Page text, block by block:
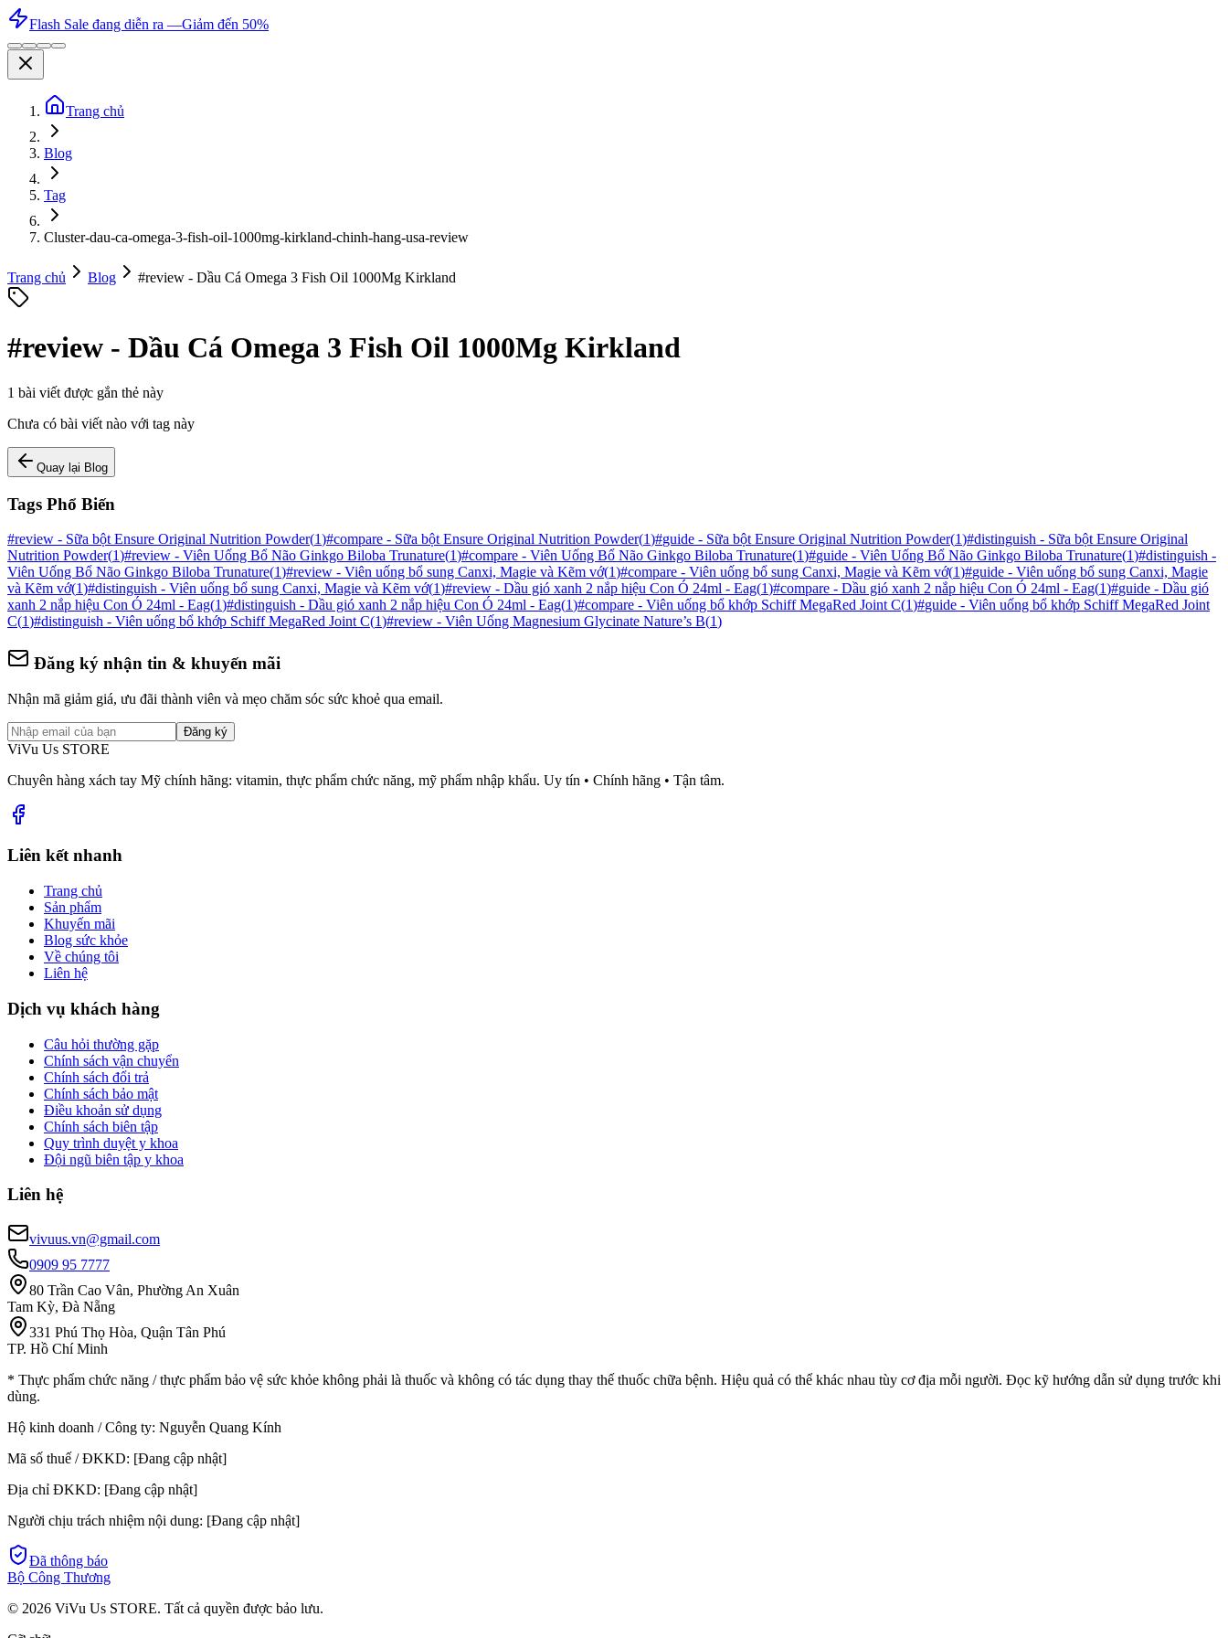
Flash Sale đang diễn ra —Giảm đến 50%
Trang chủ
Blog
Tag
Cluster-dau-ca-omega-3-fish-oil-1000mg-kirkland-chinh-hang-usa-review
Trang chủ Blog #review - Dầu Cá Omega 3 Fish Oil 1000Mg Kirkland
#review - Dầu Cá Omega 3 Fish Oil 1000Mg Kirkland
1 bài viết được gắn thẻ này
Chưa có bài viết nào với tag này
Quay lại Blog
Tags Phổ Biến
#review - Sữa bột Ensure Original Nutrition Powder(1)#compare - Sữa bột Ensure Original Nutrition Powder(1)#guide - Sữa bột Ensure Original Nutrition Powder(1)#distinguish - Sữa bột Ensure Original
Nutrition Powder(1)#review - Viên Uống Bổ Não Ginkgo Biloba Trunature(1)#compare - Viên Uống Bổ Não Ginkgo Biloba Trunature(1)#guide - Viên Uống Bổ Não Ginkgo Biloba Trunature(1)#distinguish -
Viên Uống Bổ Não Ginkgo Biloba Trunature(1)#review - Viên uống bổ sung Canxi, Magie và Kẽm vớ(1)#compare - Viên uống bổ sung Canxi, Magie và Kẽm vớ(1)#guide - Viên uống bổ sung Canxi, Magie
và Kẽm vớ(1)#distinguish - Viên uống bổ sung Canxi, Magie và Kẽm vớ(1)#review - Dầu gió xanh 2 nắp hiệu Con Ó 24ml - Eag(1)#compare - Dầu gió xanh 2 nắp hiệu Con Ó 24ml - Eag(1)#guide - Dầu gió
xanh 2 nắp hiệu Con Ó 24ml - Eag(1)#distinguish - Dầu gió xanh 2 nắp hiệu Con Ó 24ml - Eag(1)#compare - Viên uống bổ khớp Schiff MegaRed Joint C(1)#guide - Viên uống bổ khớp Schiff MegaRed Joint
C(1)#distinguish - Viên uống bổ khớp Schiff MegaRed Joint C(1)#review - Viên Uống Magnesium Glycinate Nature’s B(1)
Đăng ký nhận tin & khuyến mãi
Nhận mã giảm giá, ưu đãi thành viên và mẹo chăm sóc sức khoẻ qua email.
Đăng ký
ViVu Us STORE
Chuyên hàng xách tay Mỹ chính hãng: vitamin, thực phẩm chức năng, mỹ phẩm nhập khẩu. Uy tín • Chính hãng • Tận tâm.
Liên kết nhanh
Trang chủ
Sản phẩm
Khuyến mãi
Blog sức khỏe
Về chúng tôi
Liên hệ
Dịch vụ khách hàng
Câu hỏi thường gặp
Chính sách vận chuyển
Chính sách đổi trả
Chính sách bảo mật
Điều khoản sử dụng
Chính sách biên tập
Quy trình duyệt y khoa
Đội ngũ biên tập y khoa
Liên hệ
vivuus.vn@gmail.com
0909 95 7777
80 Trần Cao Vân, Phường An Xuân
Tam Kỳ, Đà Nẵng
331 Phú Thọ Hòa, Quận Tân Phú
TP. Hồ Chí Minh
* Thực phẩm chức năng / thực phẩm bảo vệ sức khỏe không phải là thuốc và không có tác dụng thay thế thuốc chữa bệnh. Hiệu quả có thể khác nhau tùy cơ địa mỗi người. Đọc kỹ hướng dẫn sử dụng trước khi
dùng.
Hộ kinh doanh / Công ty: Nguyễn Quang Kính
Mã số thuế / ĐKKD: [Đang cập nhật]
Địa chỉ ĐKKD: [Đang cập nhật]
Người chịu trách nhiệm nội dung: [Đang cập nhật]
Đã thông báo
Bộ Công Thương
© 2026 ViVu Us STORE. Tất cả quyền được bảo lưu.